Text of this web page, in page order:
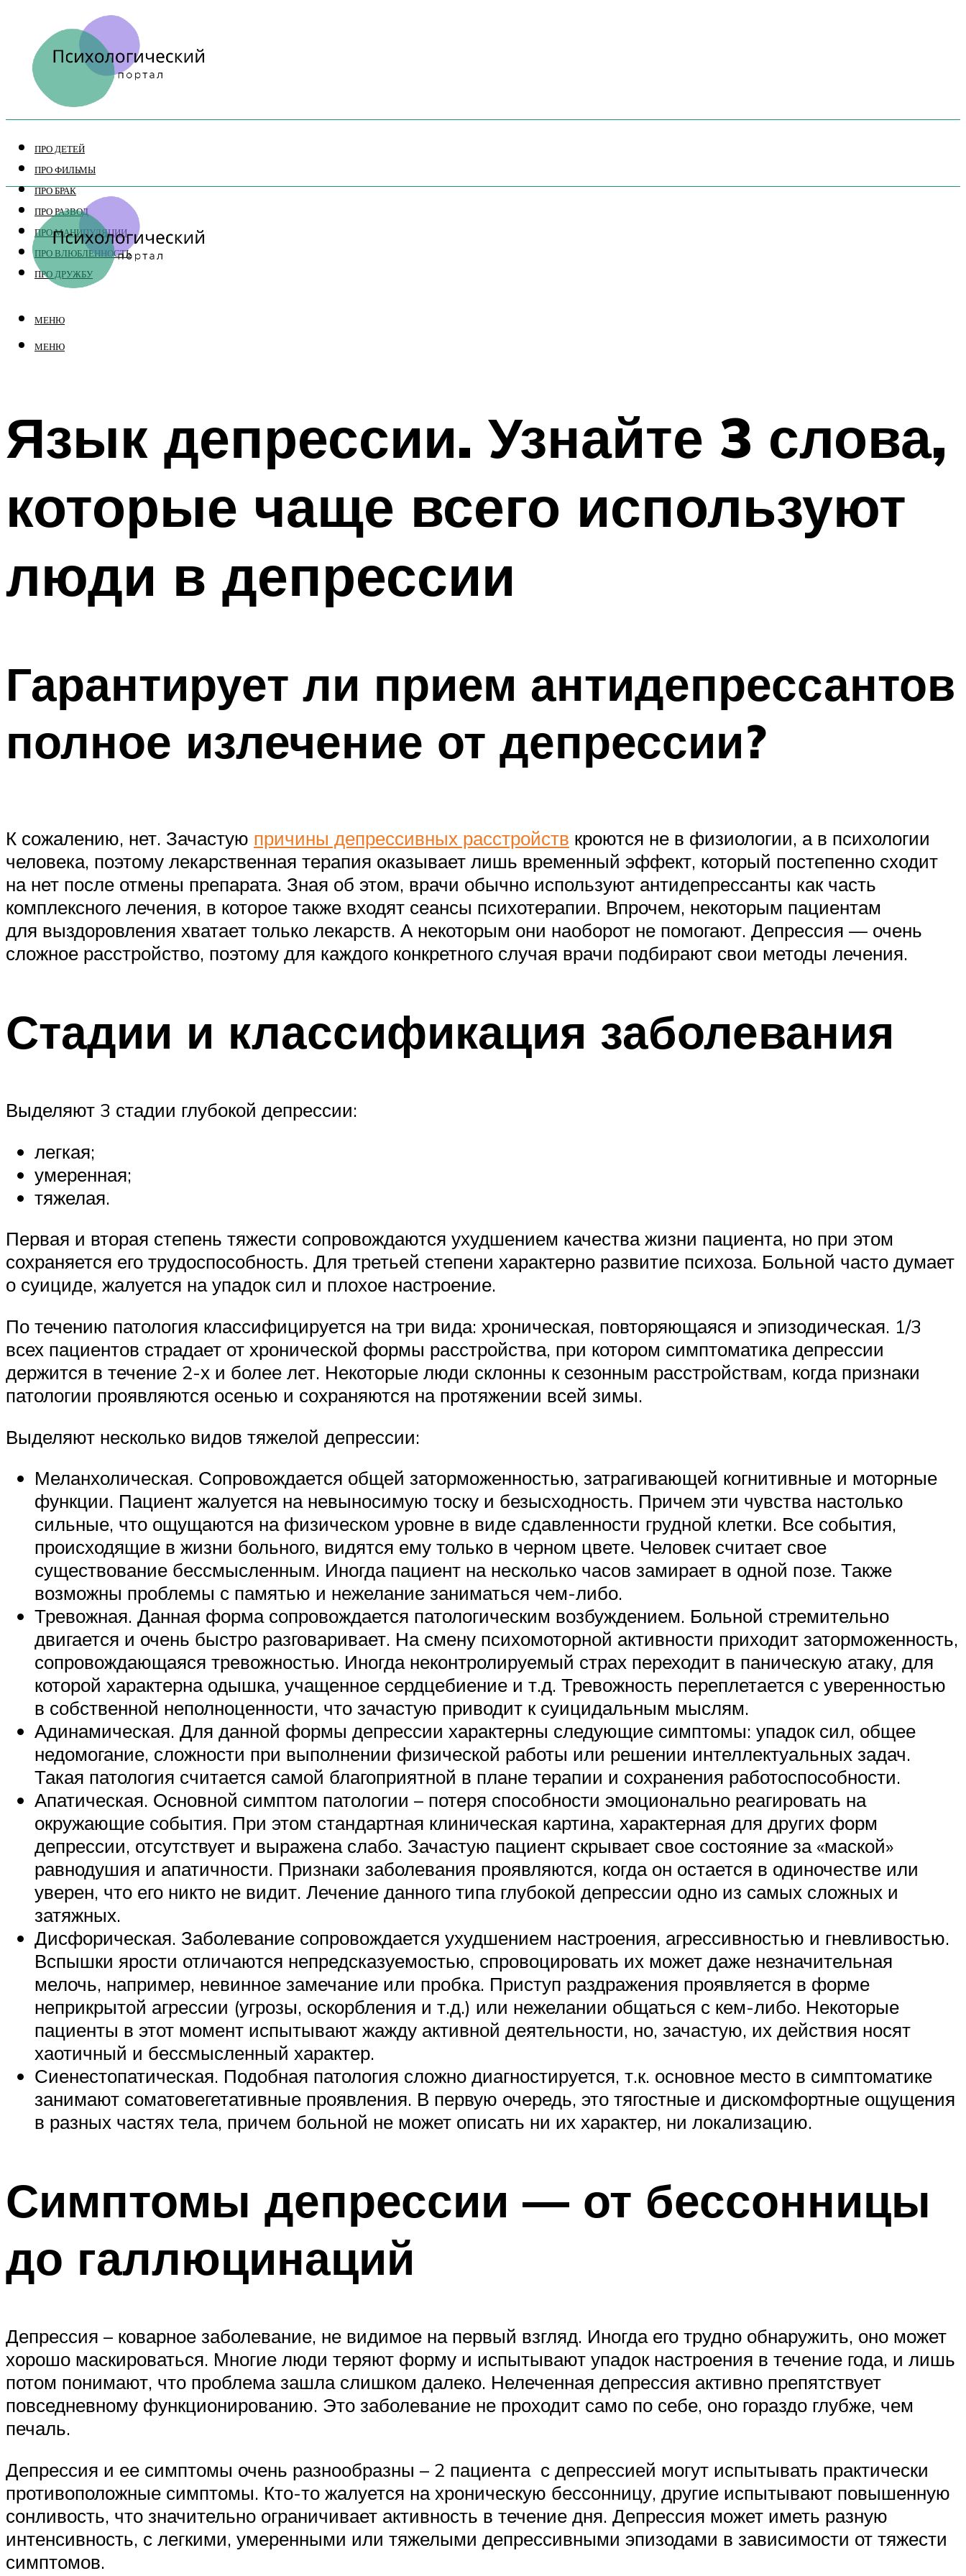
ПРО ДЕТЕЙ
ПРО ФИЛЬМЫ
ПРО БРАК
ПРО РАЗВОД
ПРО МАНИПУЛЯЦИИ
ПРО ВЛЮБЛЕННОСТЬ
ПРО ДРУЖБУ
МЕНЮ
МЕНЮ
Язык депрессии. Узнайте 3 слова,
которые чаще всего используют
люди в депрессии
Гарантирует ли прием антидепрессантов
полное излечение от депрессии?
К сожалению, нет. Зачастую причины депрессивных расстройств кроются не в физиологии, а в психологии
человека, поэтому лекарственная терапия оказывает лишь временный эффект, который постепенно сходит
на нет после отмены препарата. Зная об этом, врачи обычно используют антидепрессанты как часть
комплексного лечения, в которое также входят сеансы психотерапии. Впрочем, некоторым пациентам
для выздоровления хватает только лекарств. А некоторым они наоборот не помогают. Депрессия — очень
сложное расстройство, поэтому для каждого конкретного случая врачи подбирают свои методы лечения.
Стадии и классификация заболевания
Выделяют 3 стадии глубокой депрессии:
легкая;
умеренная;
тяжелая.
Первая и вторая степень тяжести сопровождаются ухудшением качества жизни пациента, но при этом
сохраняется его трудоспособность. Для третьей степени характерно развитие психоза. Больной часто думает
о суициде, жалуется на упадок сил и плохое настроение.
По течению патология классифицируется на три вида: хроническая, повторяющаяся и эпизодическая. 1/3
всех пациентов страдает от хронической формы расстройства, при котором симптоматика депрессии
держится в течение 2-х и более лет. Некоторые люди склонны к сезонным расстройствам, когда признаки
патологии проявляются осенью и сохраняются на протяжении всей зимы.
Выделяют несколько видов тяжелой депрессии:
Меланхолическая. Сопровождается общей заторможенностью, затрагивающей когнитивные и моторные
функции. Пациент жалуется на невыносимую тоску и безысходность. Причем эти чувства настолько
сильные, что ощущаются на физическом уровне в виде сдавленности грудной клетки. Все события,
происходящие в жизни больного, видятся ему только в черном цвете. Человек считает свое
существование бессмысленным. Иногда пациент на несколько часов замирает в одной позе. Также
возможны проблемы с памятью и нежелание заниматься чем-либо.
Тревожная. Данная форма сопровождается патологическим возбуждением. Больной стремительно
двигается и очень быстро разговаривает. На смену психомоторной активности приходит заторможенность,
сопровождающаяся тревожностью. Иногда неконтролируемый страх переходит в паническую атаку, для
которой характерна одышка, учащенное сердцебиение и т.д. Тревожность переплетается с уверенностью
в собственной неполноценности, что зачастую приводит к суицидальным мыслям.
Адинамическая. Для данной формы депрессии характерны следующие симптомы: упадок сил, общее
недомогание, сложности при выполнении физической работы или решении интеллектуальных задач.
Такая патология считается самой благоприятной в плане терапии и сохранения работоспособности.
Апатическая. Основной симптом патологии – потеря способности эмоционально реагировать на
окружающие события. При этом стандартная клиническая картина, характерная для других форм
депрессии, отсутствует и выражена слабо. Зачастую пациент скрывает свое состояние за «маской»
равнодушия и апатичности. Признаки заболевания проявляются, когда он остается в одиночестве или
уверен, что его никто не видит. Лечение данного типа глубокой депрессии одно из самых сложных и
затяжных.
Дисфорическая. Заболевание сопровождается ухудшением настроения, агрессивностью и гневливостью.
Вспышки ярости отличаются непредсказуемостью, спровоцировать их может даже незначительная
мелочь, например, невинное замечание или пробка. Приступ раздражения проявляется в форме
неприкрытой агрессии (угрозы, оскорбления и т.д.) или нежелании общаться с кем-либо. Некоторые
пациенты в этот момент испытывают жажду активной деятельности, но, зачастую, их действия носят
хаотичный и бессмысленный характер.
Сиенестопатическая. Подобная патология сложно диагностируется, т.к. основное место в симптоматике
занимают соматовегетативные проявления. В первую очередь, это тягостные и дискомфортные ощущения
в разных частях тела, причем больной не может описать ни их характер, ни локализацию.
Симптомы депрессии — от бессонницы
до галлюцинаций
Депрессия – коварное заболевание, не видимое на первый взгляд. Иногда его трудно обнаружить, оно может
хорошо маскироваться. Многие люди теряют форму и испытывают упадок настроения в течение года, и лишь
потом понимают, что проблема зашла слишком далеко. Нелеченная депрессия активно препятствует
повседневному функционированию. Это заболевание не проходит само по себе, оно гораздо глубже, чем
печаль.
Депрессия и ее симптомы очень разнообразны – 2 пациента с депрессией могут испытывать практически
противоположные симптомы. Кто-то жалуется на хроническую бессонницу, другие испытывают повышенную
сонливость, что значительно ограничивает активность в течение дня. Депрессия может иметь разную
интенсивность, с легкими, умеренными или тяжелыми депрессивными эпизодами в зависимости от тяжести
симптомов.